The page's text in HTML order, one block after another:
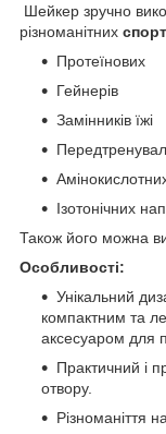
Шейкер зручно
різноманітних
Протеїнових
Гейнерів
Замінників їжі
Ізотонічних
Також його можна
Особливості:
Унікальний
компактним та
аксесуаром для
Практичний і
отвору.
Різноманіття